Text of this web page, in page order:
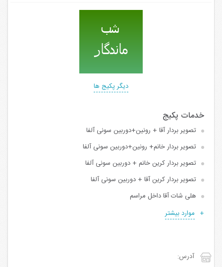
دیگر پکیج ها
تصویر بردار آقا + رونین+دوربین سونی آلفا
تصویر بردار خانم+ رونین+دوربین سونی آلفا
تصویر بردار کرین خانم + دوربین سونی آلفا
تصویر بردار کرین آقا + دوربین سونی آلفا
هلی شات آقا داخل مراسم
موارد بیشتر
آدرس: